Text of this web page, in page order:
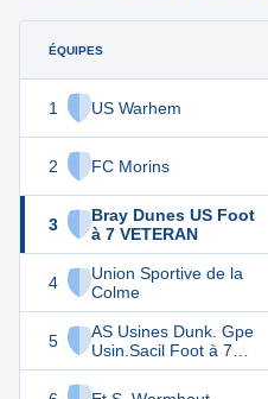
ÉQUIPES
1 US Warhem
2 FC Morins
3
Bray Dunes US Foot
à 7 VETERAN
4
Union Sportive de la
Colme
5
AS Usines Dunk. Gpe
Usin.Sacil Foot à 7
VETERAN
25 15
24
23 12